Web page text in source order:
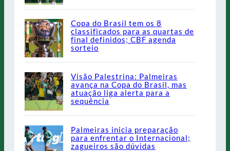
Copa do Brasil tem os 8
classificados para as quartas de
final definidos; CBF agenda
sorteio
Visão Palestrina: Palmeiras
avança na Copa do Brasil, mas
atuação liga alerta para a
sequência
Palmeiras inicia preparação
para enfrentar o Internacional;
zagueiros são dúvidas